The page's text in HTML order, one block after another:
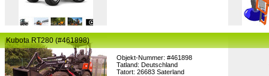
Objekt-Nummer: #461898
Tatland: Deutschland
Tatort: 26683 Saterland
Kubota RT280 (#461898)